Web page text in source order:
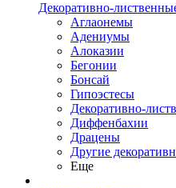
Декоративно-
Аглаонемы
Адениумы
Алоказии
Бегонии
Бонсай
Гипоэстесы
Декоративно-
Диффенбахии
Драцены
Другие
Еще